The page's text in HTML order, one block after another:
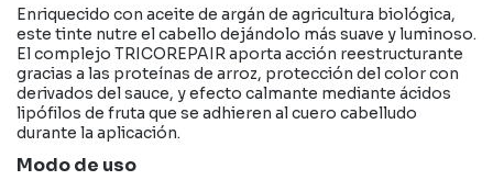
Enriquecido con aceite de argán de agricultura biológica,
este tinte nutre el cabello dejándolo más suave y luminoso.
El complejo TRICOREPAIR aporta acción reestructurante
gracias a las proteínas de arroz, protección del color con
derivados del sauce, y efecto calmante mediante ácidos
lipófilos de fruta que se adhieren al cuero cabelludo
durante la aplicación.
Modo de uso